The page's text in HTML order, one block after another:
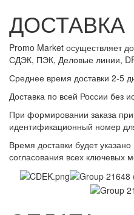
ДОСТАВКА
Promo Market осуществляет
СДЭК, ПЭК, Деловые линии,
Среднее время доставки 2-5
Доставка по всей России без
При формировании заказа
идентификационный номер
Время доставки будет
согласования всех ключевых